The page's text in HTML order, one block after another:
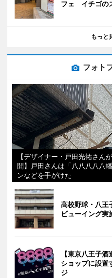
フェ イチゴの
もっと
フォト
【デザイナー・戸田光祐さん
開】戸田さんは「八八八八八
ンなどを手がけた
高校野球・八王
ビューイング
【東京八王子
ショップに設置
ジ